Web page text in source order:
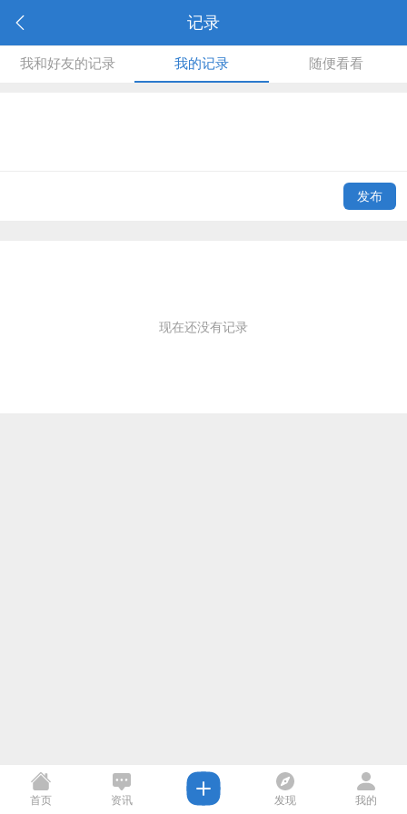
记录
我和好友的记录 我的记录 随便看看
发布
现在还没有记录
首页 资讯 发现 我的